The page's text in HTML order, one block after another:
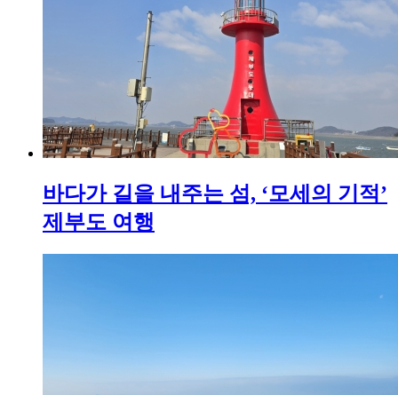
바다가 길을 내주는 섬, ‘모세의 기적’
제부도 여행